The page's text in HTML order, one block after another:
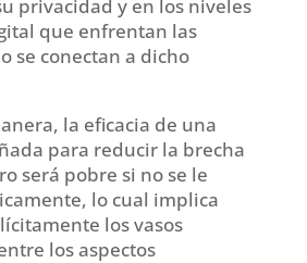
privacidad y en los niveles
que enfrentan las
se conectan a dicho
la eficacia de una
para reducir la brecha
será pobre si no se le
lo cual implica
los vasos
los aspectos